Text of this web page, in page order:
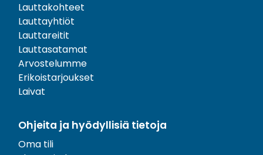
Lauttakohteet
Lauttayhtiöt
Lauttareitit
Lauttasatamat
Arvostelumme
Erikoistarjoukset
Laivat
Ohjeita ja hyödyllisiä tietoja
Oma tili